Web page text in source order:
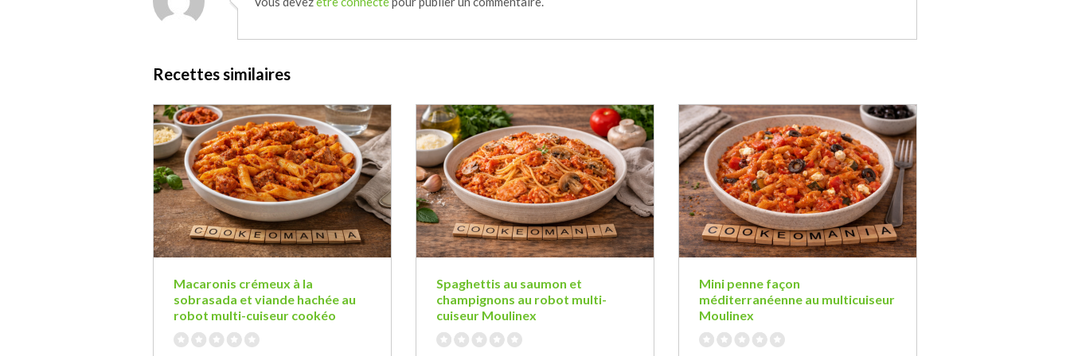
Recettes similaires
Macaronis crémeux à la
sobrasada et viande hachée au
robot multi-cuiseur cookéo
Spaghettis au saumon et
champignons au robot multi-
cuiseur Moulinex
Mini penne façon
méditerranéenne au multicuiseur
Moulinex